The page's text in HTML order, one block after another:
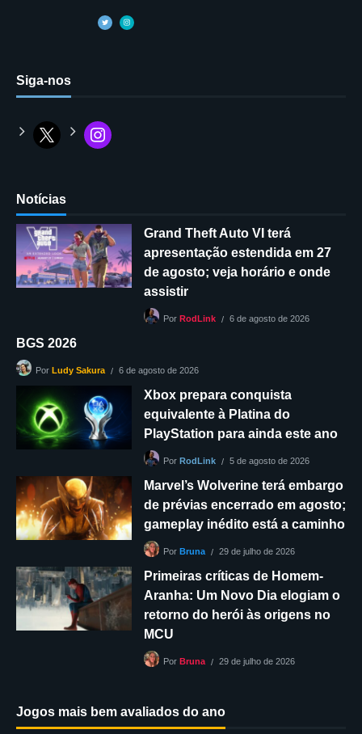
Siga-nos
Notícias
Grand Theft Auto VI terá
apresentação estendida em 27
de agosto; veja horário e onde
assistir
Por RodLink 6 de agosto de 2026
BGS 2026
Por Ludy Sakura 6 de agosto de 2026
Xbox prepara conquista
equivalente à Platina do
PlayStation para ainda este ano
Por RodLink 5 de agosto de 2026
Marvel’s Wolverine terá embargo
de prévias encerrado em agosto;
gameplay inédito está a caminho
Por Bruna 29 de julho de 2026
Primeiras críticas de Homem-
Aranha: Um Novo Dia elogiam o
retorno do herói às origens no
MCU
Por Bruna 29 de julho de 2026
Jogos mais bem avaliados do ano